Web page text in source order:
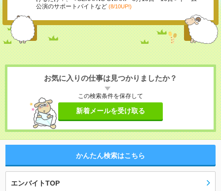
公演のサポートバイトなど (8/10UP!)
お気に入りの仕事は見つかりましたか？
この検索条件を保存して
新着メールを受け取る
かんたん検索はこちら
エンバイトTOP